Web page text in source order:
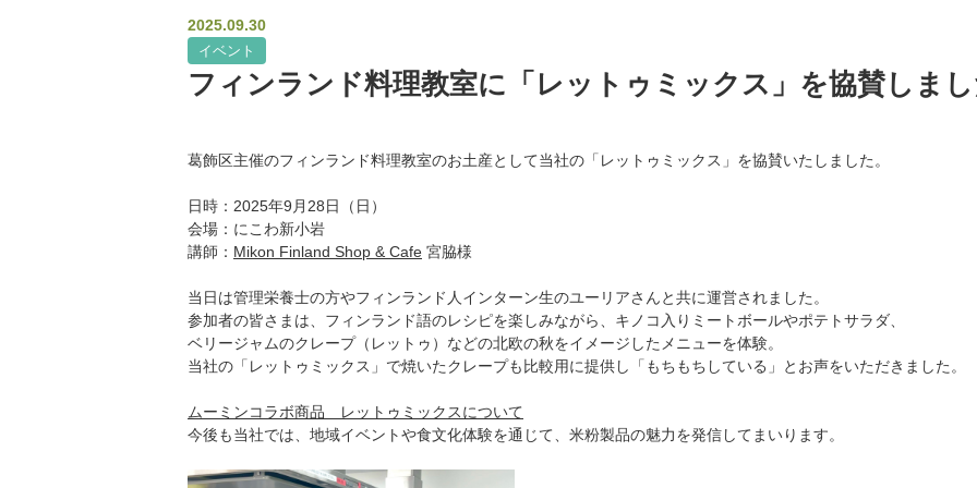
2025.09.30
イベント
フィンランド料理教室に「レットゥミックス」を協賛しま
葛飾区主催のフィンランド料理教室のお土産として当社の「レットゥミックス」を協賛いたしました。
日時：2025年9月28日（日）
会場：にこわ新小岩
講師： Mikon Finland Shop & Cafe 宮脇様
当日は管理栄養士の方やフィンランド人インターン生のユーリアさんと共に運営されました。
参加者の皆さまは、フィンランド語のレシピを楽しみながら、キノコ入りミートボールやポテトサラダ、
ベリージャムのクレープ（レットゥ）などの北欧の秋をイメージしたメニューを体験。
当社の「レットゥミックス」で焼いたクレープも比較用に提供し「もちもちしている」とお声をいただきました。
ムーミンコラボ商品 レットゥミックスについて
今後も当社では、地域イベントや食文化体験を通じて、米粉製品の魅力を発信してまいります。